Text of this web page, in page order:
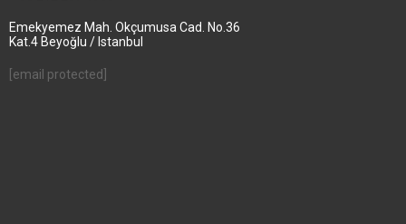
Emekyemez Mah. Okçumusa Cad. No.36
Kat.4 Beyoğlu / Istanbul
[email protected]